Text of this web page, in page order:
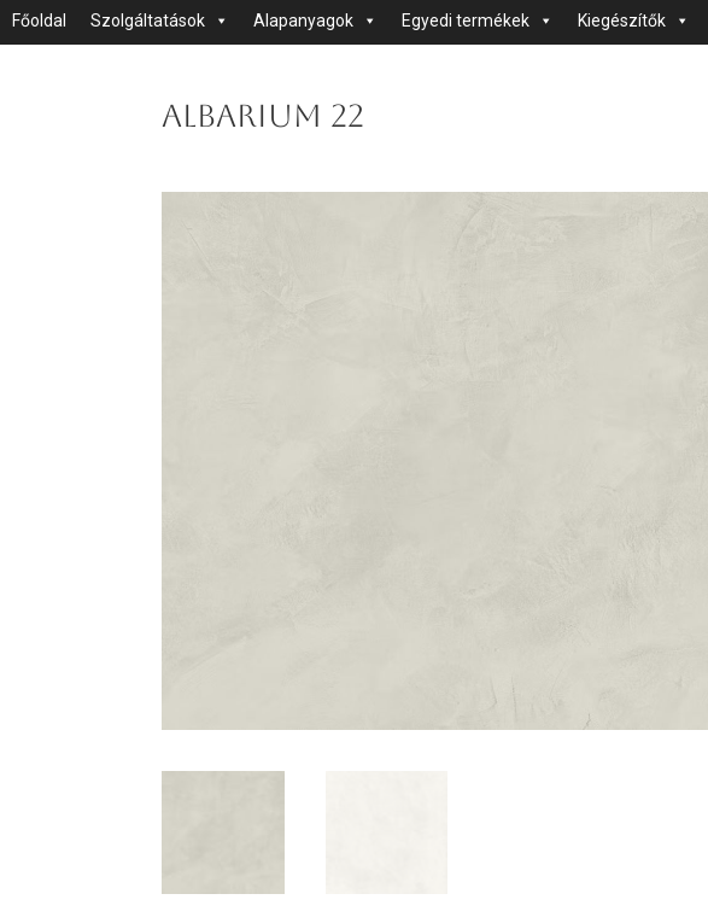
Főoldal Szolgáltatások Alapanyagok Egyedi termékek Kiegészítők
Albarium 22